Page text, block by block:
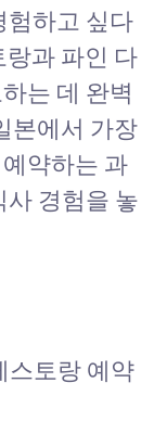
험하고 싶다
랑과 파인 다
는 데 완벽
본에서 가장
약하는 과
사 경험을 놓
스토랑 예약